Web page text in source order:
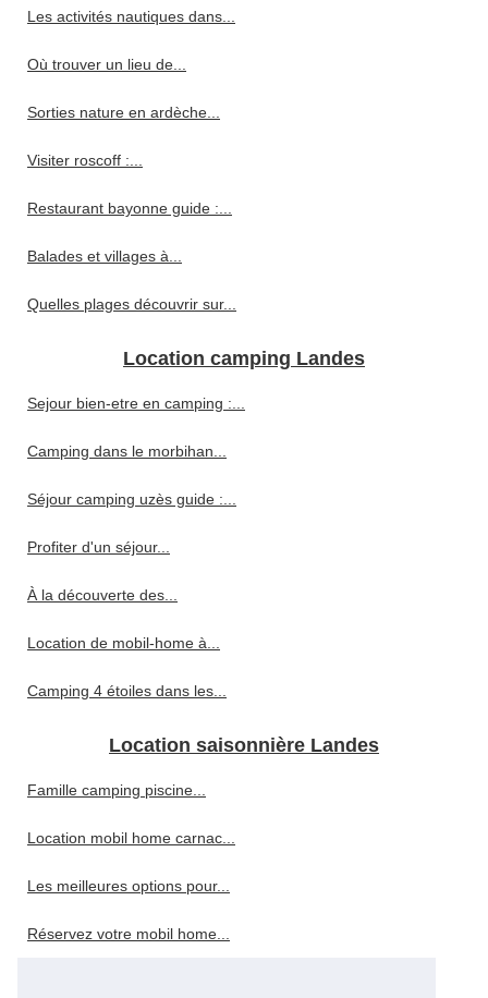
Les activités nautiques dans...
Où trouver un lieu de...
Sorties nature en ardèche...
Visiter roscoff :...
Restaurant bayonne guide :...
Balades et villages à...
Quelles plages découvrir sur...
Location camping Landes
Sejour bien-etre en camping :...
Camping dans le morbihan...
Séjour camping uzès guide :...
Profiter d'un séjour...
À la découverte des...
Location de mobil-home à...
Camping 4 étoiles dans les...
Location saisonnière Landes
Famille camping piscine...
Location mobil home carnac...
Les meilleures options pour...
Réservez votre mobil home...